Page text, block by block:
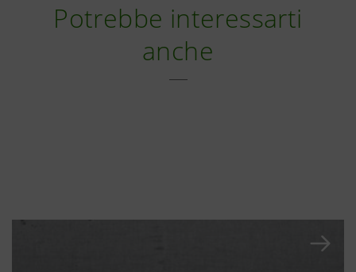
Potrebbe interessarti
anche